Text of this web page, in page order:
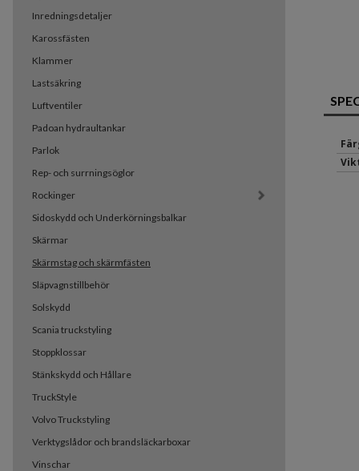
Inredningsdetaljer
Karossfästen
Klammer
Lastsäkring
Luftventiler
Padoan hydraultankar
Parlok
Rep- och surrningsöglor
Rockinger
Sidoskydd och Underkörningsbalkar
Skärmar
Skärmstag och skärmfästen
Släpvagnstillbehör
Solskydd
Scania truckstyling
Stoppklossar
Stänkskydd och Hållare
TruckStyle
Volvo Truckstyling
Verktygslådor och brandsläckarboxar
Vinschar